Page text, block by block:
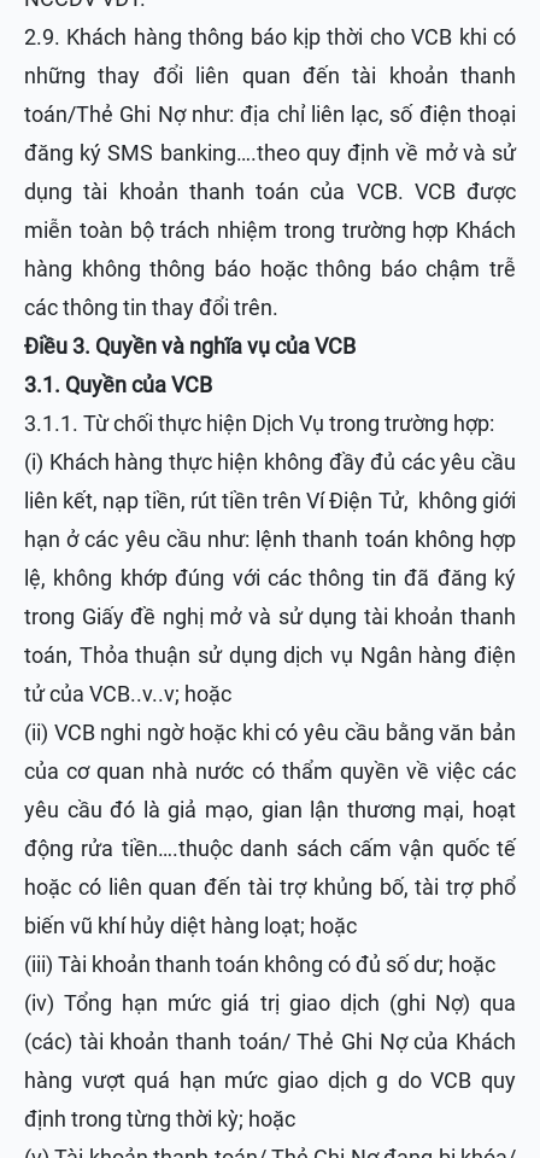
2.9. Khách hàng thông báo kịp thời cho VCB khi có
những thay đổi liên quan đến tài khoản thanh
toán/Thẻ Ghi Nợ như: địa chỉ liên lạc, số điện thoại
đăng ký SMS banking….theo quy định về mở và sử
dụng tài khoản thanh toán của VCB. VCB được
miễn toàn bộ trách nhiệm trong trường hợp Khách
hàng không thông báo hoặc thông báo chậm trễ
các thông tin thay đổi trên.
Điều 3. Quyền và nghĩa vụ của VCB
3.1. Quyền của VCB
3.1.1. Từ chối thực hiện Dịch Vụ trong trường hợp:
(i) Khách hàng thực hiện không đầy đủ các yêu cầu
liên kết, nạp tiền, rút tiền trên Ví Điện Tử, không giới
hạn ở các yêu cầu như: lệnh thanh toán không hợp
lệ, không khớp đúng với các thông tin đã đăng ký
trong Giấy đề nghị mở và sử dụng tài khoản thanh
toán, Thỏa thuận sử dụng dịch vụ Ngân hàng điện
tử của VCB..v..v; hoặc
(ii) VCB nghi ngờ hoặc khi có yêu cầu bằng văn bản
của cơ quan nhà nước có thẩm quyền về việc các
yêu cầu đó là giả mạo, gian lận thương mại, hoạt
động rửa tiền….thuộc danh sách cấm vận quốc tế
hoặc có liên quan đến tài trợ khủng bố, tài trợ phổ
biến vũ khí hủy diệt hàng loạt; hoặc
(iii) Tài khoản thanh toán không có đủ số dư; hoặc
(iv) Tổng hạn mức giá trị giao dịch (ghi Nợ) qua
(các) tài khoản thanh toán/ Thẻ Ghi Nợ của Khách
hàng vượt quá hạn mức giao dịch g do VCB quy
định trong từng thời kỳ; hoặc